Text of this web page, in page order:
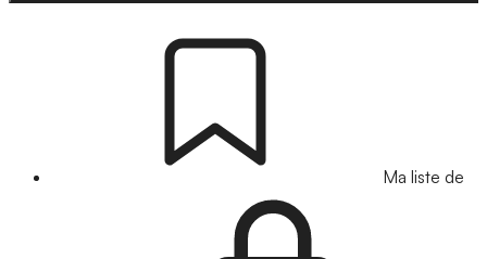
Ma liste de